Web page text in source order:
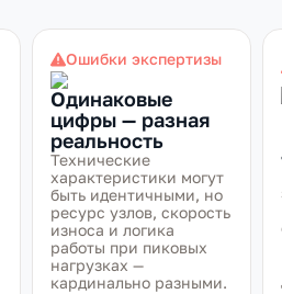
Ошибки экспертизы
Одинаковые
цифры — разная
реальность
Технические
характеристики могут
быть идентичными, но
ресурс узлов, скорость
износа и логика
работы при пиковых
нагрузках —
кардинально разными.